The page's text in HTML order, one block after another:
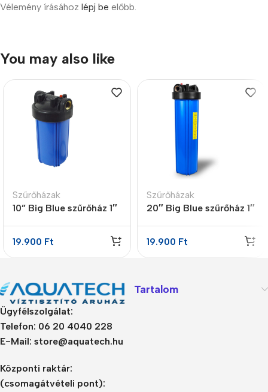
Vélemény írásához lépj be előbb.
You may also like
Szűrőházak
10” Big Blue szűrőház 1″
19.900 Ft
Szűrőházak
20″ Big Blue szűrőház 1″
19.900 Ft
Ügyfélszolgálat:
Telefon: 06 20 4040 228
E-Mail: store@aquatech.hu
Központi raktár:
(csomagátvételi pont):
Tartalom